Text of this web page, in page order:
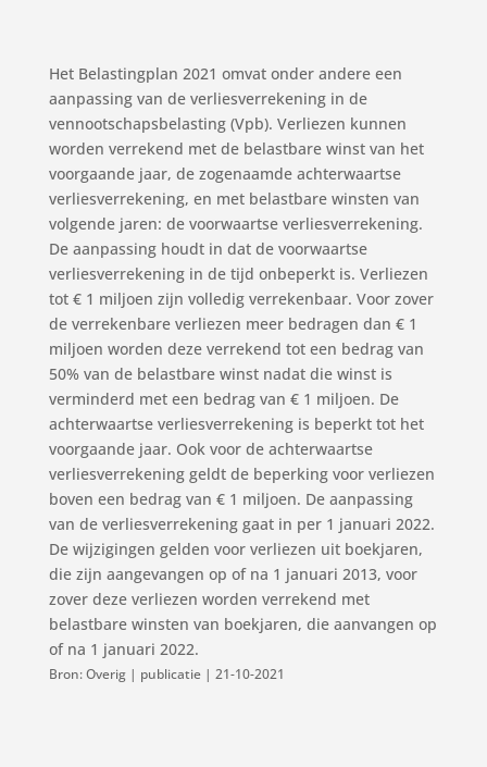
Het Belastingplan 2021 omvat onder andere een
aanpassing van de verliesverrekening in de
vennootschapsbelasting (Vpb). Verliezen kunnen
worden verrekend met de belastbare winst van het
voorgaande jaar, de zogenaamde achterwaartse
verliesverrekening, en met belastbare winsten van
volgende jaren: de voorwaartse verliesverrekening.
De aanpassing houdt in dat de voorwaartse
verliesverrekening in de tijd onbeperkt is. Verliezen
tot € 1 miljoen zijn volledig verrekenbaar. Voor zover
de verrekenbare verliezen meer bedragen dan € 1
miljoen worden deze verrekend tot een bedrag van
50% van de belastbare winst nadat die winst is
verminderd met een bedrag van € 1 miljoen. De
achterwaartse verliesverrekening is beperkt tot het
voorgaande jaar. Ook voor de achterwaartse
verliesverrekening geldt de beperking voor verliezen
boven een bedrag van € 1 miljoen. De aanpassing
van de verliesverrekening gaat in per 1 januari 2022.
De wijzigingen gelden voor verliezen uit boekjaren,
die zijn aangevangen op of na 1 januari 2013, voor
zover deze verliezen worden verrekend met
belastbare winsten van boekjaren, die aanvangen op
of na 1 januari 2022.
Bron: Overig | publicatie | 21-10-2021